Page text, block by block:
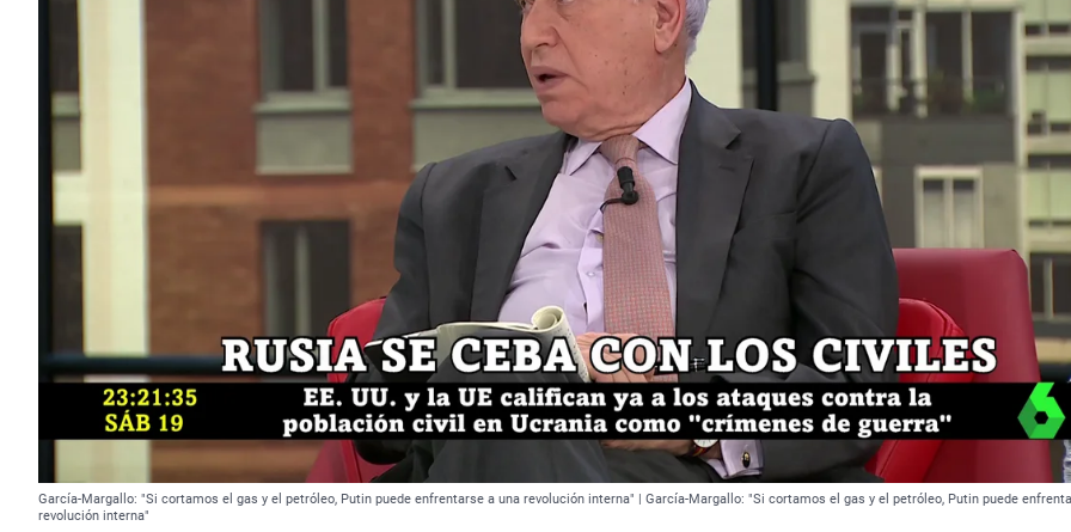
García-Margallo: "Si cortamos el gas y el petróleo, Putin puede enfrentarse a una revolución interna" | García-Margallo: "Si cortamos el gas y el petróleo, Putin puede
revolución interna"